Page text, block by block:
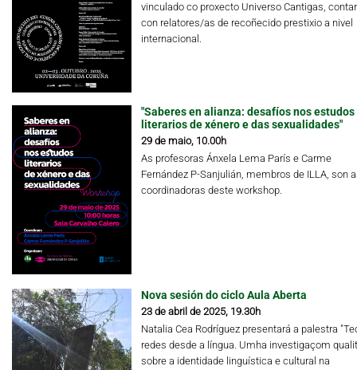
vinculado co proxecto Universo Cantigas,
con relatores/as de recoñecido prestixio a nivel
internacional.
"Saberes en alianza: desafíos nos estudos
literarios de xénero e das sexualidades"
29 de maio, 10.00h
As profesoras Ánxela Lema París e Carme
Fernández P-Sanjulián, membros de ILLA, son
coordinadoras deste workshop.
Nova sesión do ciclo Aula Aberta
23 de abril de 2025, 19.30h
Natalia Cea Rodríguez presentará a palestra
redes desde a língua. Umha investigaçom
sobre a identidade linguística e cultural na